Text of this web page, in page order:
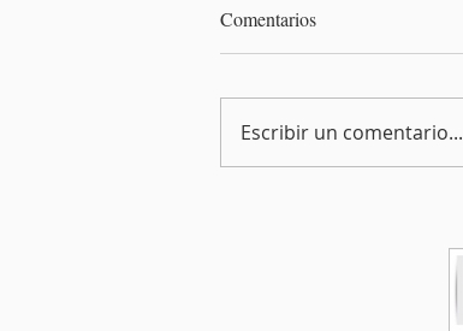
Comentarios
Escribir un comentario...